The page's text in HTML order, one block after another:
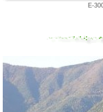
E-